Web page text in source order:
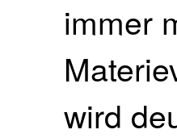
immer
wird